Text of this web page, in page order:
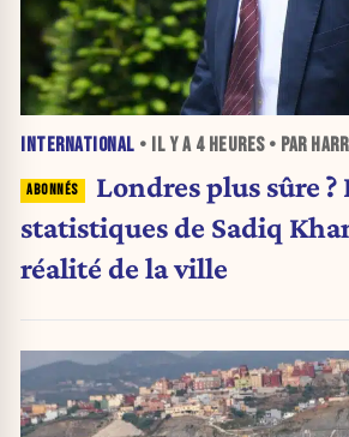
INTERNATIONAL • IL Y A 4 HEURES• PAR
Londres plus sûre ?
statistiques de Sadiq
réalité de la ville